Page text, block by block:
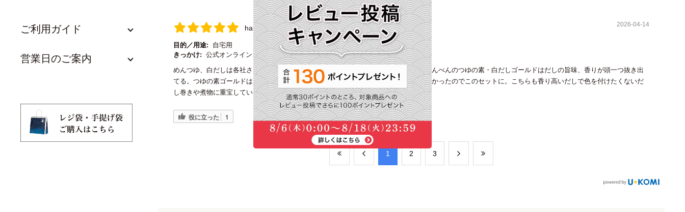
ご利用ガイド
営業日のご案内
halo様 購入確認済み 2026-04-14
目的／用途:
自宅用
きっかけ: 公式オンラインショップ
めんつゆ、白だしは各社さまざまな製品があり、それぞれに良い品ではあるけれど、にんべんのつゆの素・白だしゴールドはだしの旨味、香りが頭一つ抜き出
てる。つゆの素ゴールドはいつも使っているので、今回は白だしゴールドを試してみたかったのでこのセットに。こちらも香り高いだしで色を付けたくないだ
し巻きや煮物に重宝している。
役に立った 1
​1 ​2 ​3